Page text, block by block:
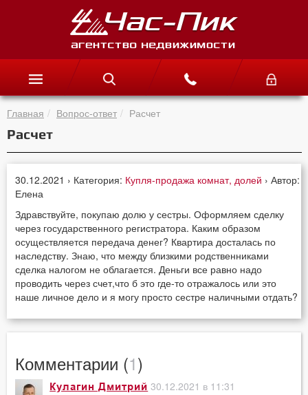
Главная Вопрос-ответ Расчет
Расчет
30.12.2021 › Категория: Купля-продажа комнат, долей › Автор:
Елена
Здравствуйте, покупаю долю у сестры. Оформляем сделку
через государственного регистратора. Каким образом
осуществляется передача денег? Квартира досталась по
наследству. Знаю, что между близкими родственниками
сделка налогом не облагается. Деньги все равно надо
проводить через счет,что б это где-то отражалось или это
наше личное дело и я могу просто сестре наличными отдать?
Комментарии (1)
Кулагин Дмитрий 30.12.2021 в 11:31